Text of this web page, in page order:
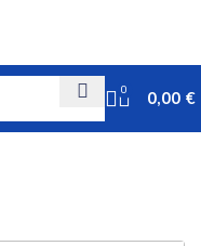
0 0,00 €